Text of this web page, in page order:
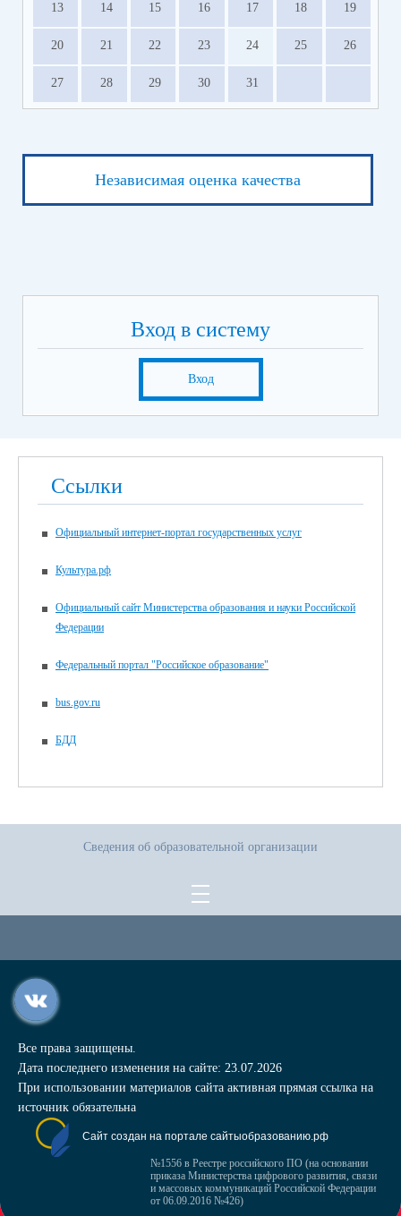
13 14 15 16 17 18 19
20 21 22 23 24 25 26
27 28 29 30 31
Независимая оценка качества
Вход в систему
Вход
Ссылки
Официальный интернет-портал государственных услуг
Культура.рф
Официальный сайт Министерства образования и науки Российской
Федерации
Федеральный портал "Российское образование"
bus.gov.ru
БДД
Сведения об образовательной организации
Все права защищены.
Дата последнего изменения на сайте: 23.07.2026
При использовании материалов сайта активная прямая ссылка на
источник обязательна
Сайт создан на портале сайтыобразованию.рф
№1556 в Реестре российского ПО (на основании
приказа Министерства цифрового развития, связи
и массовых коммуникаций Российской Федерации
от 06.09.2016 №426)